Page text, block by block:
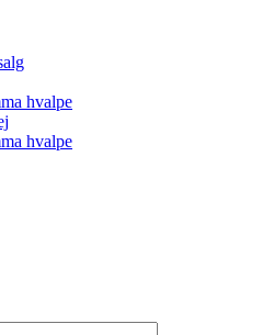
hvalpe
hvalpe